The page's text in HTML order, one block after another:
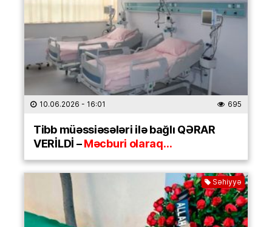
10.06.2026 - 16:01 695
Tibb müəssiəsələri ilə bağlı QƏRAR
VERİLDİ –Məcburi olaraq…
Səhiyyə